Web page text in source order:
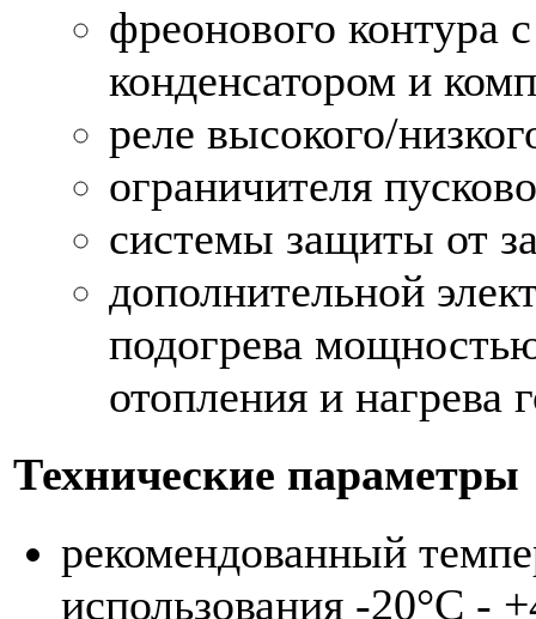
фреонового контура
конденсатором и
реле высокого/
ограничителя
системы защиты от
дополнительной
подогрева
отопления и нагрева
Технические параметры
рекомендованный
использования -20°C -